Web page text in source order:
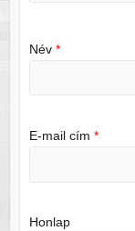
Név *
E-mail cím *
Honlap